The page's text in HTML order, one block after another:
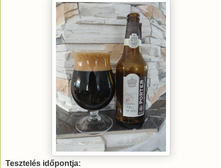
Tesztelés időpontja: